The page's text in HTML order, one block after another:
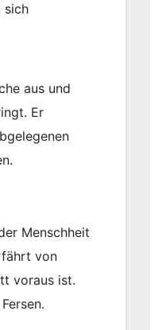
sich
aus und
Er
Menschheit
von
voraus ist.